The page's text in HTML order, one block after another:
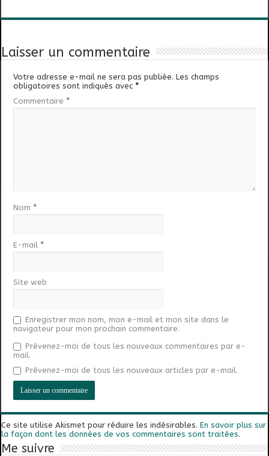
Laisser un commentaire
Votre adresse e-mail ne sera pas publiée. Les champs
obligatoires sont indiqués avec*
Commentaire *
Nom *
E-mail *
Site web
Enregistrer mon nom, mon e-mail et mon site dans le
navigateur pour mon prochain commentaire.
Prévenez-moi de tous les nouveaux commentaires par e-
mail.
Prévenez-moi de tous les nouveaux articles par e-mail.
Ce site utilise Akismet pour réduire les indésirables.En savoir plus sur
la façon dont les données de vos commentaires sont traitées.
Me suivre